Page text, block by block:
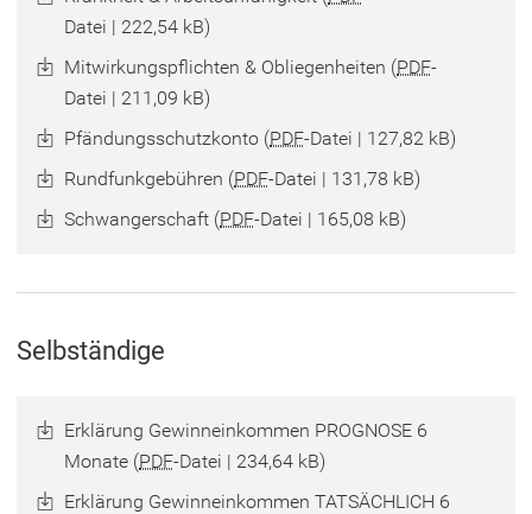
Datei
222,54 kB
Mitwirkungspflichten & Obliegenheiten PDF-
Datei
211,09 kB
Pfändungsschutzkonto PDF-Datei
127,82 kB
Rundfunkgebühren PDF-Datei
131,78 kB
Schwangerschaft PDF-Datei 165,08 kB
Selbständige
Erklärung Gewinneinkommen PROGNOSE 6
Monate PDF-Datei
234,64 kB
Erklärung Gewinneinkommen TATSÄCHLICH 6